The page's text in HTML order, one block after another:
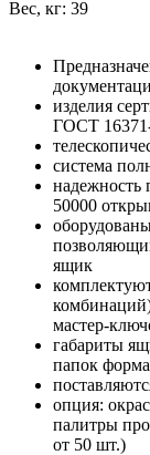
Вес, кг: 39
изделия
ГОСТ
система
50000
ящик
мастер-
габариты
папок
опция:
палитры
от 50 шт.)